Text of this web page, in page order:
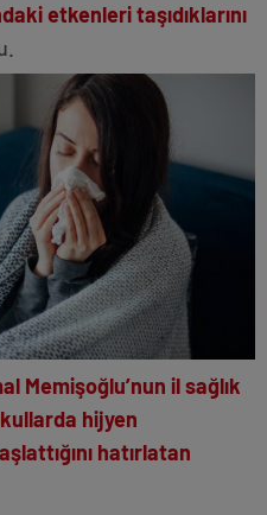
etkenleri taşıdıklarını
Memişoğlu’nun il sağlık
hijyen
hatırlatan